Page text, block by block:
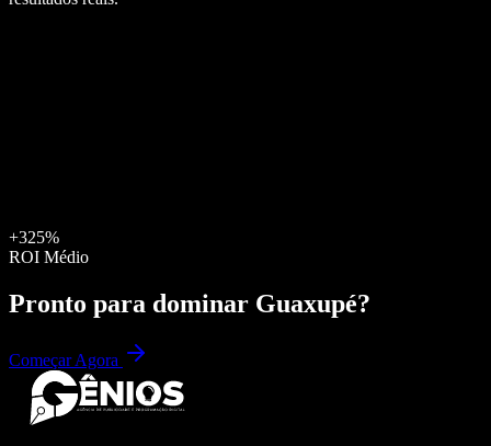
+325%
ROI Médio
Pronto para dominar Guaxupé?
Começar Agora